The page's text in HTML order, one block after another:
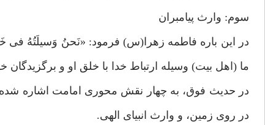
سوم: وارث پيامبران‏
ما (اهل بيت) وسيله ارتباط خدا با خلق او و
در حديث فوق، به چهار نقش محورى امامت اشاره شده
در روى زمين، و وارث انبياى الهى.